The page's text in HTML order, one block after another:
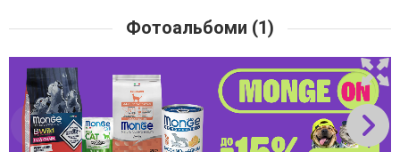
Фотоальбоми (1)